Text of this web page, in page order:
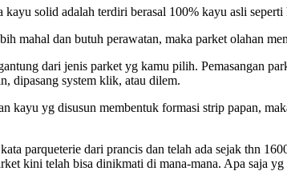
solid adalah terdiri berasal 100% kayu asli
mahal dan butuh perawatan, maka parket olahan
dari jenis parket yg kamu pilih. Pemasangan
dipasang system klik, atau dilem.
kayu yg disusun membentuk formasi strip papan,
parqueterie dari prancis dan telah ada sejak thn
kini telah bisa dinikmati di mana-mana. Apa saja